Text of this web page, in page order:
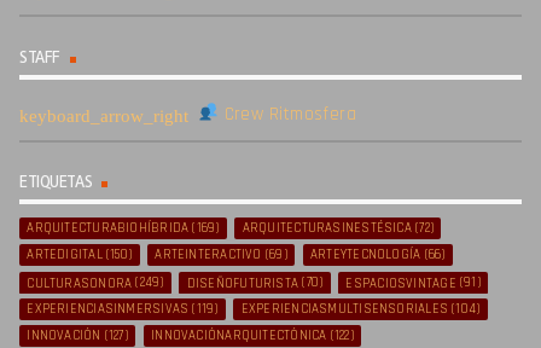
STAFF
Crew Ritmosfera
ETIQUETAS
ARQUITECTURABIOHÍBRIDA (169) ARQUITECTURASINESTÉSICA(72)
ARTEDIGITAL(150) ARTEINTERACTIVO (69) ARTEYTECNOLOGÍA (66)
CULTURASONORA (249) DISEÑOFUTURISTA (70) ESPACIOSVINTAGE (91)
EXPERIENCIASINMERSIVAS (119) EXPERIENCIASMULTISENSORIALES (104)
INNOVACIÓN (127) INNOVACIÓNARQUITECTÓNICA (122)